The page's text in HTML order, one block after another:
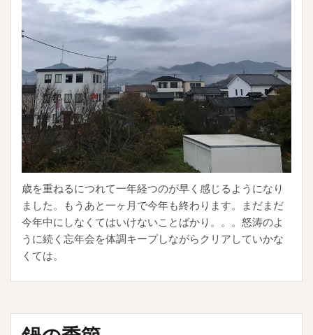
歳を重ねるにつれて一年経つのが早く感じるようになり
ました。もうあと一ヶ月で今年も終わります。まだまだ
今年中にしなくてはいけないことばかり。。。怒涛のよ
うに続く忘年会を体調キープしながらクリアしていかな
くては。